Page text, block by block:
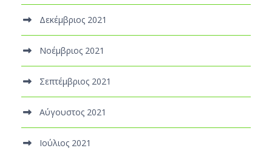
Δεκέμβριος 2021
Νοέμβριος 2021
Σεπτέμβριος 2021
Αύγουστος 2021
Ιούλιος 2021